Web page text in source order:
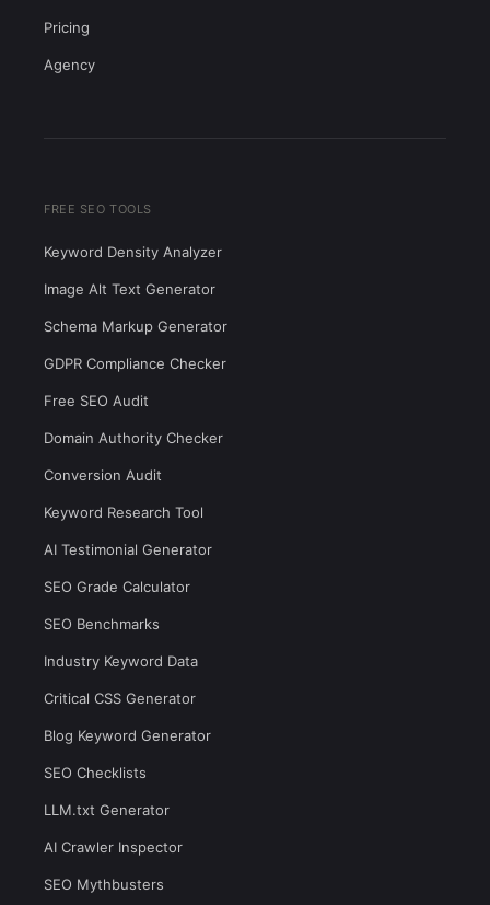
Pricing
Agency
FREE SEO TOOLS
Keyword Density Analyzer
Image Alt Text Generator
Schema Markup Generator
GDPR Compliance Checker
Free SEO Audit
Domain Authority Checker
Conversion Audit
Keyword Research Tool
AI Testimonial Generator
SEO Grade Calculator
SEO Benchmarks
Industry Keyword Data
Critical CSS Generator
Blog Keyword Generator
SEO Checklists
LLM.txt Generator
AI Crawler Inspector
SEO Mythbusters